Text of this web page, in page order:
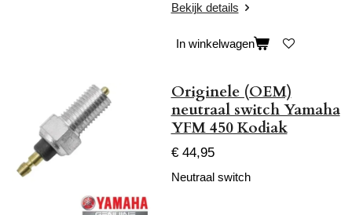
Bekijk details
In winkelwagen
Originele (OEM)
neutraal switch Yamaha
YFM 450 Kodiak
€ 44,95
Neutraal switch